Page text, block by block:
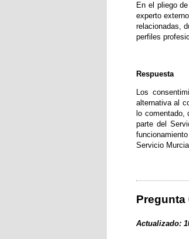
En el pliego
experto
relacionadas,
perfiles
Respuesta
Los
alternativa al
lo comentado,
parte del
Servicio
Pregunta
Actualizado: